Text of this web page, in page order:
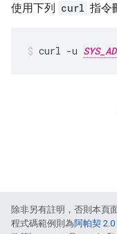
使用下列 curl 指令
curl -u
除非另有註明，否則本頁
程式碼範例則為阿帕契